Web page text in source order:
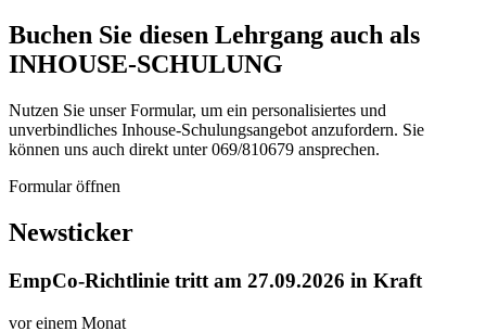
Buchen Sie diesen Lehrgang auch als
INHOUSE-SCHULUNG
Nutzen Sie unser Formular, um ein personalisiertes und
unverbindliches Inhouse-Schulungs­angebot anzufordern. Sie
können uns auch direkt unter 069/810679 ansprechen.
Formular öffnen
Newsticker
EmpCo-Richtlinie tritt am 27.09.2026 in Kraft
vor einem Monat